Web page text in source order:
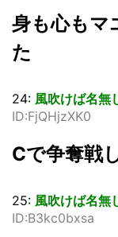
身も心もマ
た
24: 風吹けば名無
ID:FjQHjzXK0
Cで争奪戦
25: 風吹けば名無
ID:B3kc0bxsa